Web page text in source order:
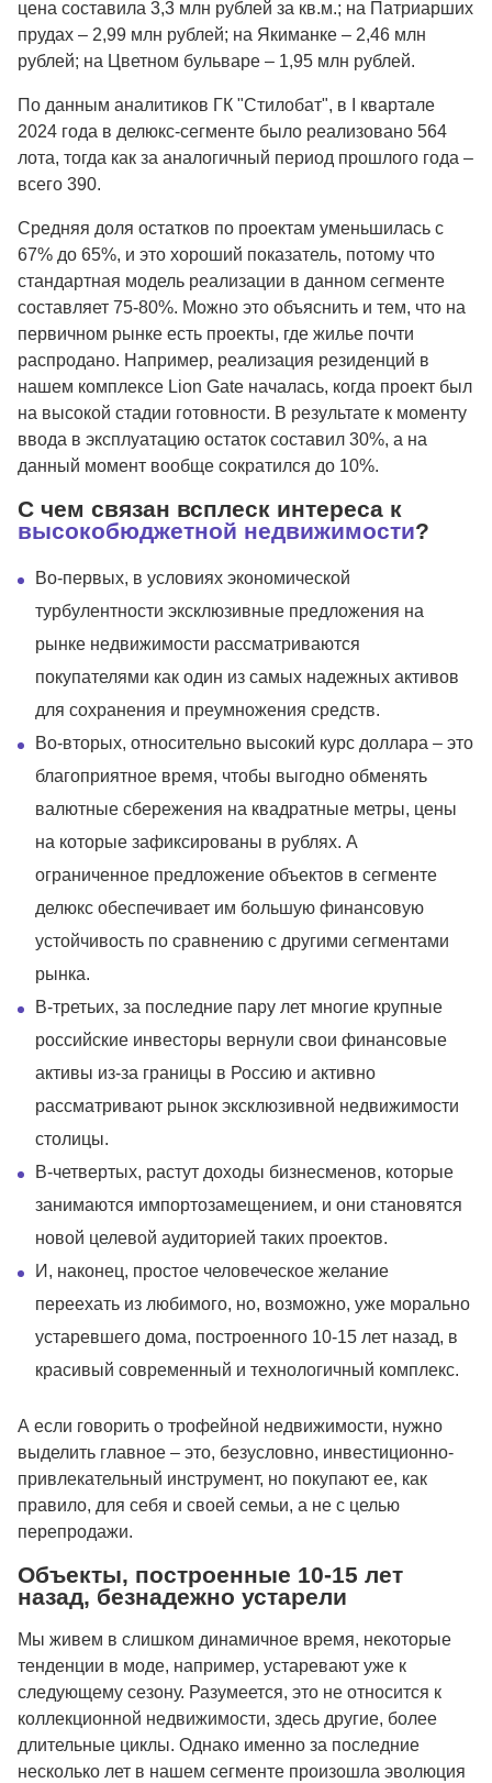
цена составила 3,3 млн рублей за кв.м.; на Патриарших
прудах – 2,99 млн рублей; на Якиманке – 2,46 млн
рублей; на Цветном бульваре – 1,95 млн рублей.
По данным аналитиков ГК "Стилобат", в I квартале
2024 года в делюкс-сегменте было реализовано 564
лота, тогда как за аналогичный период прошлого года –
всего 390.
Средняя доля остатков по проектам уменьшилась с
67% до 65%, и это хороший показатель, потому что
стандартная модель реализации в данном сегменте
составляет 75-80%. Можно это объяснить и тем, что на
первичном рынке есть проекты, где жилье почти
распродано. Например, реализация резиденций в
нашем комплексе Lion Gate началась, когда проект был
на высокой стадии готовности. В результате к моменту
ввода в эксплуатацию остаток составил 30%, а на
данный момент вообще сократился до 10%.
С чем связан всплеск интереса к
высокобюджетной недвижимости?
Во-первых, в условиях экономической
турбулентности эксклюзивные предложения на
рынке недвижимости рассматриваются
покупателями как один из самых надежных активов
для сохранения и преумножения средств.
Во-вторых, относительно высокий курс доллара – это
благоприятное время, чтобы выгодно обменять
валютные сбережения на квадратные метры, цены
на которые зафиксированы в рублях. А
ограниченное предложение объектов в сегменте
делюкс обеспечивает им большую финансовую
устойчивость по сравнению с другими сегментами
рынка.
В-третьих, за последние пару лет многие крупные
российские инвесторы вернули свои финансовые
активы из-за границы в Россию и активно
рассматривают рынок эксклюзивной недвижимости
столицы.
В-четвертых, растут доходы бизнесменов, которые
занимаются импортозамещением, и они становятся
новой целевой аудиторией таких проектов.
И, наконец, простое человеческое желание
переехать из любимого, но, возможно, уже морально
устаревшего дома, построенного 10-15 лет назад, в
красивый современный и технологичный комплекс.
А если говорить о трофейной недвижимости, нужно
выделить главное – это, безусловно, инвестиционно-
привлекательный инструмент, но покупают ее, как
правило, для себя и своей семьи, а не с целью
перепродажи.
Объекты, построенные 10-15 лет
назад, безнадежно устарели
Мы живем в слишком динамичное время, некоторые
тенденции в моде, например, устаревают уже к
следующему сезону. Разумеется, это не относится к
коллекционной недвижимости, здесь другие, более
длительные циклы. Однако именно за последние
несколько лет в нашем сегменте произошла эволюция